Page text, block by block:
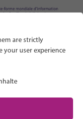
web
are strictly
your user experience